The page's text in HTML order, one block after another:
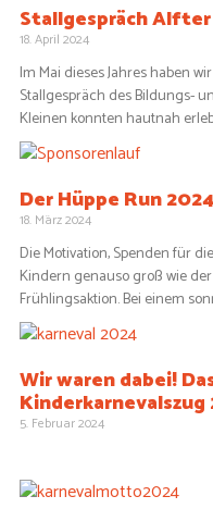
Stallgespräch Alfter
18. April 2024
Im Mai dieses Jahres haben
Stallgespräch des Bildungs-
Kleinen konnten hautnah
Der Hüppe Run 2024
18. März 2024
Die Motivation, Spenden für
Kindern genauso groß wie
Frühlingsaktion. Bei einem
Wir waren dabei!
Kinderkarnevalszug
5. Februar 2024